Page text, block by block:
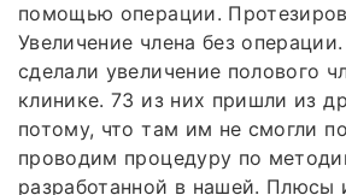
помощью операции.
Увеличение члена без
сделали увеличение полового
клинике. 73 из них пришли из
потому, что там им не смогли
проводим процедуру по
разработанной в нашей. Плюсы